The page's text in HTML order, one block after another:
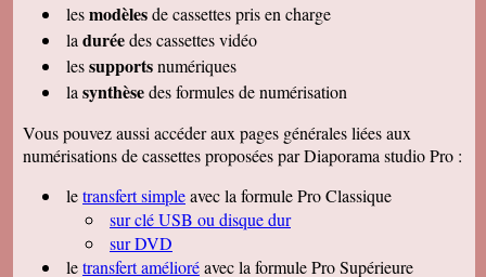
lesmodèlesde cassettes pris en charge
la duréedes cassettes vidéo
lessupportsnumériques
la synthèsedes formules de numérisation
Vous pouvez aussi accéder aux pages générales liées aux
numérisations de cassettes proposées par Diaporama studio Pro :
letransfert simpleavec la formule Pro Classique
sur clé USB ou disque dur
sur DVD
letransfert amélioréavec la formule Pro Supérieure